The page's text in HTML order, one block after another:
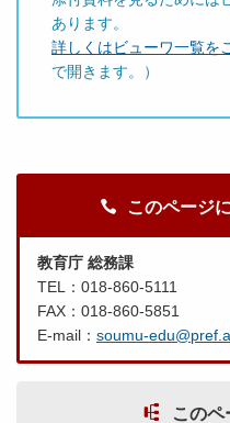
あります。
詳しくはビューワ一覧を
で開きます。）
このページ
教育庁 総務課
TEL：018-860-5111
FAX：018-860-5851
E-mail： soumu-
このペ